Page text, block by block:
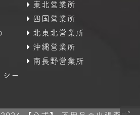
シー
東北営業所
四国営業所
北東北営業所
沖縄営業所
南長野営業所
<